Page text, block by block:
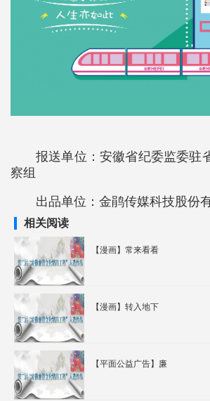
报送单位：安徽省纪委监委驻
察组
出品单位：金鹃传媒科技股份
相关阅读
【漫画】常来看看
【漫画】转入地下
【平面公益广告】廉